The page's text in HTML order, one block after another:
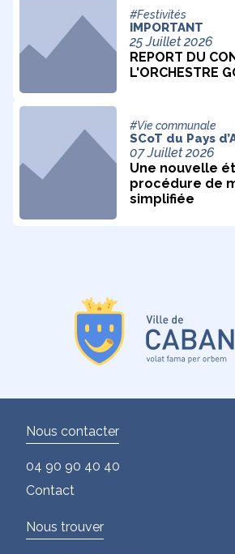
#Festivités
IMPORTANT
25 Juillet 2026
REPORT DU
L'ORCHESTRE
#Vie communale
SCoT du Pays
07 Juillet 2026
Une nouvelle
procédure de
simplifiée
Nous contacter
04 90 90 40 40
Contact
Nous trouver